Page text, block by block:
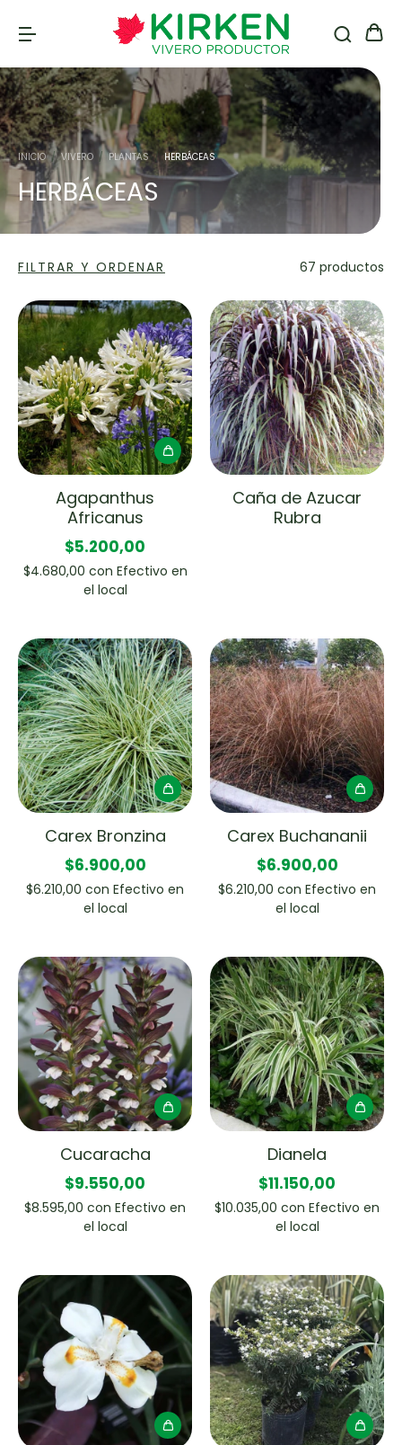
INICIO / VIVERO / PLANTAS / HERBÁCEAS
HERBÁCEAS
FILTRAR Y ORDENAR 67 productos
Agapanthus
Africanus
$5.200,00
$4.680,00 con Efectivo en
el local
Caña de Azucar
Rubra
Carex Bronzina
$6.900,00
$6.210,00 con Efectivo en
el local
Carex Buchananii
$6.900,00
$6.210,00 con Efectivo en
el local
Cucaracha
$9.550,00
$8.595,00 con Efectivo en
el local
Dianela
$11.150,00
$10.035,00 con Efectivo en
el local